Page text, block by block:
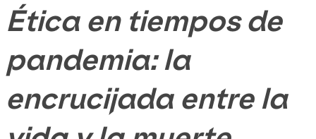
Ética en tiempos de
pandemia: la
encrucijada entre la